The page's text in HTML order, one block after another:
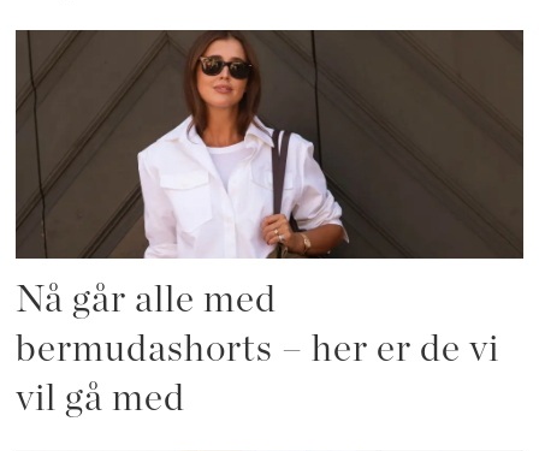
Nå går alle med
bermudashorts – her er de vi
vil gå med